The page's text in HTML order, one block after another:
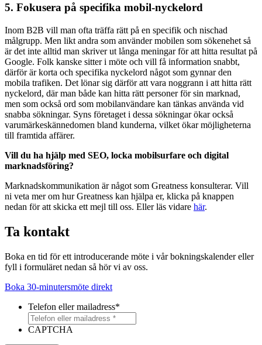
5. Fokusera på specifika mobil-nyckelord
Inom B2B vill man ofta träffa rätt på en specifik och nischad
målgrupp. Men likt andra som använder mobilen som sökenehet så
är det inte alltid man skriver ut långa meningar för att hitta resultat på
Google. Folk kanske sitter i möte och vill få information snabbt,
därför är korta och specifika nyckelord något som gynnar den
mobila trafiken. Det lönar sig därför att vara noggrann i att hitta rätt
nyckelord, där man både kan hitta rätt personer för sin marknad,
men som också ord som mobilanvändare kan tänkas använda vid
snabba sökningar. Syns företaget i dessa sökningar ökar också
varumärkeskännedomen bland kunderna, vilket ökar möjligheterna
till framtida affärer.
Vill du ha hjälp med SEO, locka mobilsurfare och digital
marknadsföring?
Marknadskommunikation är något som Greatness konsulterar. Vill
ni veta mer om hur Greatness kan hjälpa er, klicka på knappen
nedan för att skicka ett mejl till oss. Eller läs vidare här.
Ta kontakt
Boka en tid för ett introducerande möte i vår bokningskalender eller
fyll i formuläret nedan så hör vi av oss.
Boka 30-minutersmöte direkt
Telefon eller mailadress*
CAPTCHA